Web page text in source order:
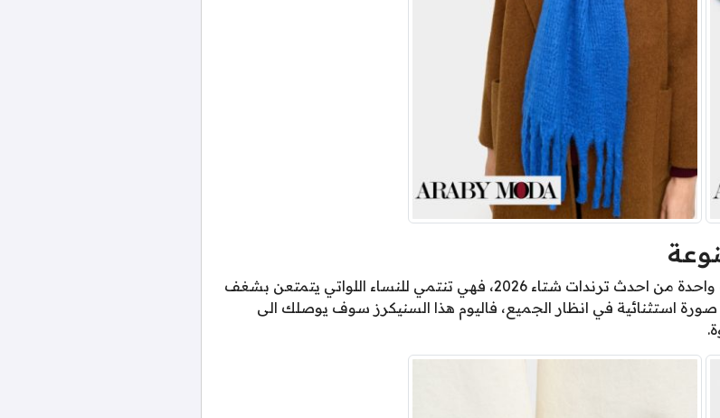
تُعدّ السنيكرز المزينة بالتشارمز الغير مألوفة واحدة من احدث ترندات شتاء 2026، فهي تنتمي للنساء اللواتي يتمتعن بشغف
استثنائية في انظار الجميع، فاليوم هذا السنيكرز سوف يوصلك الى